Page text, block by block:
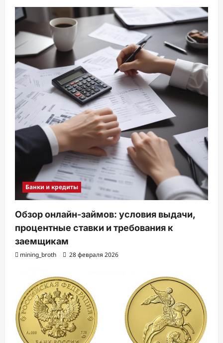
Банки и кредиты
Обзор онлайн-займов: условия выдачи,
процентные ставки и требования к
заемщикам
mining_broth 28 февраля 2026